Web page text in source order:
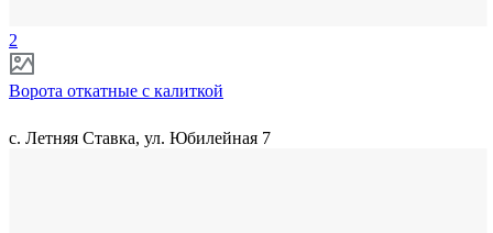
2
Ворота откатные с калиткой
с. Летняя Ставка, ул. Юбилейная 7